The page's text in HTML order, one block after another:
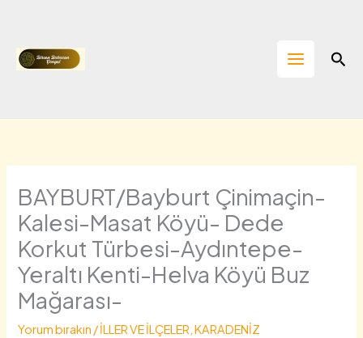
BAYBURT/Bayburt Çinimaçin-
Kalesi-Masat Köyü- Dede
Korkut Türbesi-Aydıntepe-
Yeraltı Kenti-Helva Köyü Buz
Mağarası-
Yorum bırakın /İLLER VE İLÇELER,KARADENİZ